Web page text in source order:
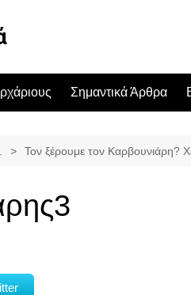
Σημαντικά Άρθρα
Τον ξέρουμε τον Καρβουνιάρη?